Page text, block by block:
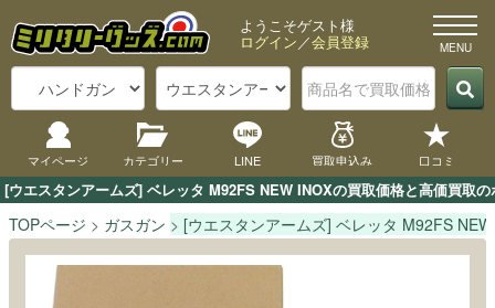
[ウエスタンアームズ] ベレッタ M92FS NEW INOXの買取価格と高価買取
ようこそゲスト様
ログイン／会員登録
マイページ カテゴリー LINE 買取申込み 口コミ
TOPページ ガスガン [ウエスタンアームズ] ベレッタ M92FS